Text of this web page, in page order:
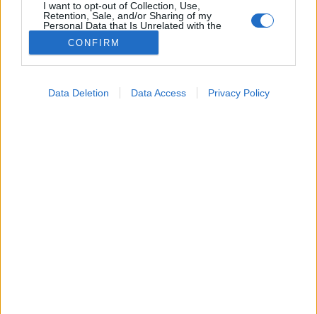
I want to opt-out of Collection, Use,
Retention, Sale, and/or Sharing of my
Personal Data that Is Unrelated with the
Purposes for which it was collected.
Opted Out
CONFIRM
Data Deletion Data Access Privacy Policy